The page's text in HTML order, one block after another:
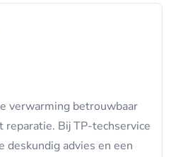
verwarming betrouwbaar
Bij TP-techservice
advies en een